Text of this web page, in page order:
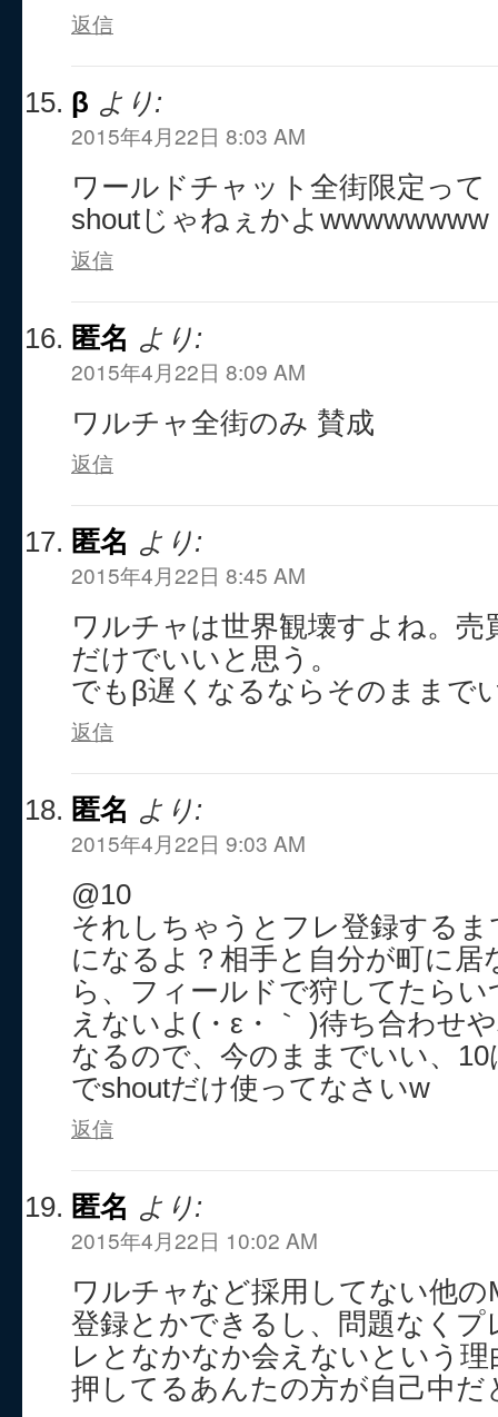
返信
β より:
2015年4月22日 8:03 AM
ワールドチャット全街限定って
shoutじゃねぇかよwwwwwwww
返信
匿名 より:
2015年4月22日 8:09 AM
ワルチャ全街のみ 賛成
返信
匿名 より:
2015年4月22日 8:45 AM
ワルチャは世界観壊すよね。
だけでいいと思う。
でもβ遅くなるならそのままで
返信
匿名 より:
2015年4月22日 9:03 AM
@10
それしちゃうとフレ登録する
になるよ？相手と自分が町に
ら、フィールドで狩してたら
えないよ(・ε・｀ )待ち合わせ
なるので、今のままでいい、
でshoutだけ使ってなさいw
返信
匿名 より:
2015年4月22日 10:02 AM
ワルチャなど採用してない他
登録とかできるし、問題なく
レとなかなか会えないという
押してるあんたの方が自己中だ